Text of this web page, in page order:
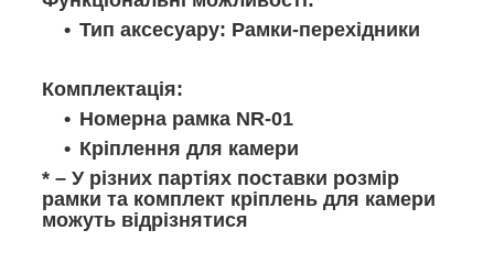
Тип аксесуару: Рамки-перехідники
Комплектація:
Номерна рамка NR-01
Кріплення для камери
* – У різних партіях поставки розмір
рамки та комплект кріплень для камери
можуть відрізнятися